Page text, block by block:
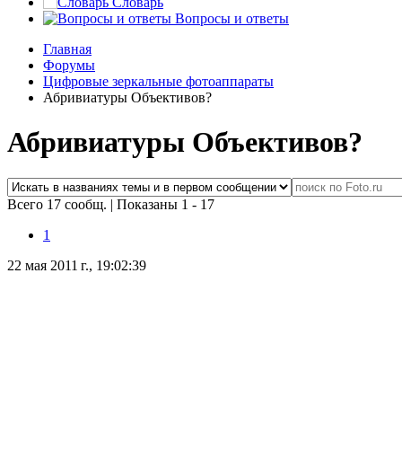
Вопросы и ответы
Главная
Форумы
Цифровые зеркальные фотоаппараты
Абривиатуры Объективов?
Абривиатуры Объективов?
Всего 17 сообщ. | Показаны 1 - 17
1
22 мая 2011 г., 19:02:39